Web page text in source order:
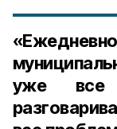
уже все